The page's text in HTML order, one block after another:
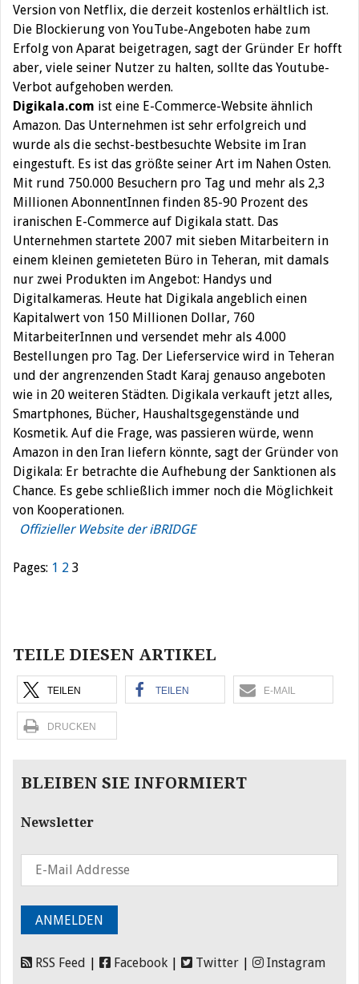
Version von Netflix, die derzeit kostenlos erhältlich ist.
Die Blockierung von YouTube-Angeboten habe zum
Erfolg von Aparat beigetragen, sagt der Gründer Er hofft
aber, viele seiner Nutzer zu halten, sollte das Youtube-
Verbot aufgehoben werden.
Digikala.com ist eine E-Commerce-Website ähnlich
Amazon. Das Unternehmen ist sehr erfolgreich und
wurde als die sechst-bestbesuchte Website im Iran
eingestuft. Es ist das größte seiner Art im Nahen Osten.
Mit rund 750.000 Besuchern pro Tag und mehr als 2,3
Millionen AbonnentInnen finden 85-90 Prozent des
iranischen E-Commerce auf Digikala statt. Das
Unternehmen startete 2007 mit sieben Mitarbeitern in
einem kleinen gemieteten Büro in Teheran, mit damals
nur zwei Produkten im Angebot: Handys und
Digitalkameras. Heute hat Digikala angeblich einen
Kapitalwert von 150 Millionen Dollar, 760
MitarbeiterInnen und versendet mehr als 4.000
Bestellungen pro Tag. Der Lieferservice wird in Teheran
und der angrenzenden Stadt Karaj genauso angeboten
wie in 20 weiteren Städten. Digikala verkauft jetzt alles,
Smartphones, Bücher, Haushaltsgegenstände und
Kosmetik. Auf die Frage, was passieren würde, wenn
Amazon in den Iran liefern könnte, sagt der Gründer von
Digikala: Er betrachte die Aufhebung der Sanktionen als
Chance. Es gebe schließlich immer noch die Möglichkeit
von Kooperationen.
Offizieller Website der iBRIDGE
Pages: 1 2 3
TEILE DIESEN ARTIKEL
TEILEN TEILEN E-MAIL
DRUCKEN
BLEIBEN SIE INFORMIERT
Newsletter
RSS Feed | Facebook | Twitter | Instagram